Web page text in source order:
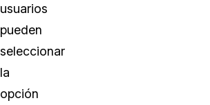
usuarios
pueden
seleccionar
la
opción